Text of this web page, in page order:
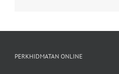
PERKHIDMATAN ONLINE